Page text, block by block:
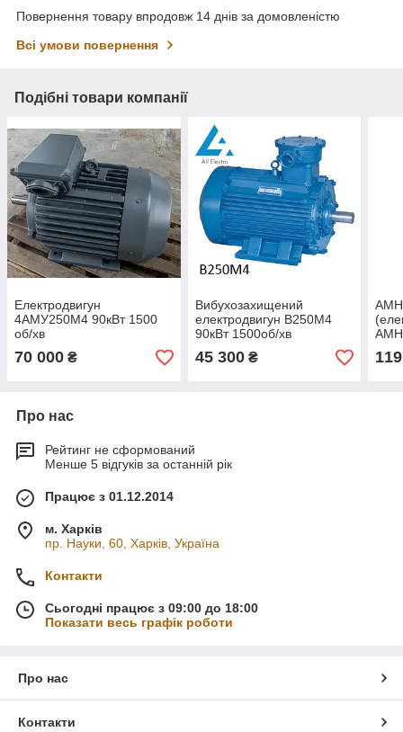
Повернення товару впродовж 14 днів за домовленістю
Всі умови повернення
Подібні товари компанії
Електродвигун
4АМУ250М4 90кВт 1500
об/хв
70 000 ₴
Вибухозахищений
електродвигун В250М4
90кВт 1500об/хв
45 300₴
об/
Про нас
Рейтинг не сформований
Менше 5 відгуків за останній рік
Працює з 01.12.2014
м. Харків
пр. Науки, 60, Харків, Україна
Контакти
Сьогодні працює з 09:00 до 18:00
Показати весь графік роботи
Про нас
Контакти